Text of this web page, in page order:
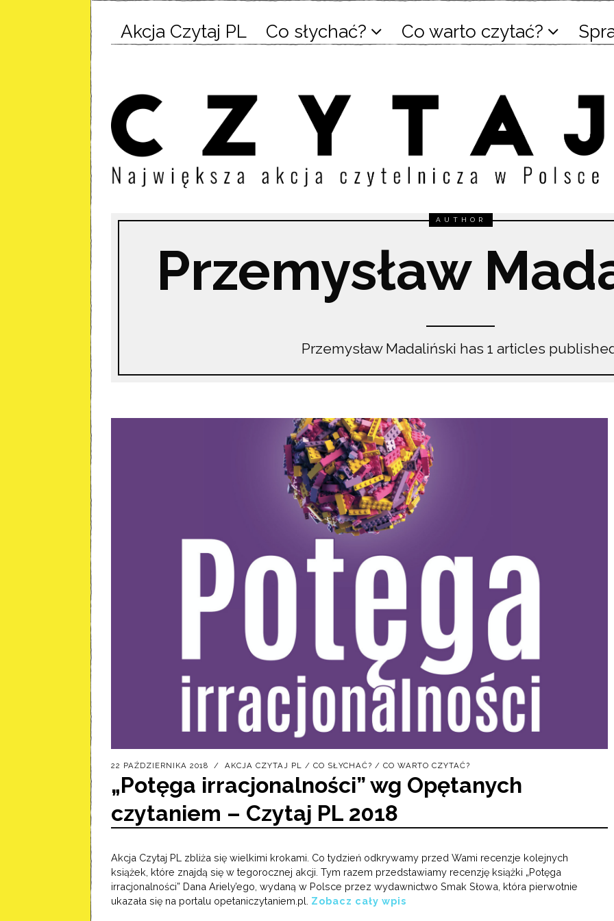
Akcja Czytaj PL Co słychać? Co warto czytać?
AUTHOR
Przemysław
Przemysław Madaliński has 1 articles
22 PAŹDZIERNIKA 2018 AKCJA CZYTAJ PL / CO SŁYCHAĆ? / CO WARTO CZYTAĆ?
„Potęga irracjonalności” wg Opętanych
czytaniem – Czytaj PL 2018
Akcja Czytaj PL zbliża się wielkimi krokami. Co tydzień odkrywamy przed Wami recenzje kolejnych
książek, które znajdą się w tegorocznej akcji. Tym razem przedstawiamy recenzję książki „Potęga
irracjonalności” Dana Ariely’ego, wydaną w Polsce przez wydawnictwo Smak Słowa, która pierwotnie
ukazała się na portalu opetaniczytaniem.pl. Zobacz cały wpis